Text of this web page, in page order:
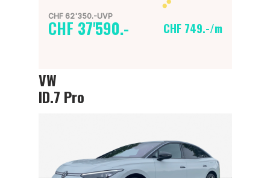
CHF 62'350.-UVP
CHF 37'590.- CHF 749.-/m
VW
ID.7 Pro